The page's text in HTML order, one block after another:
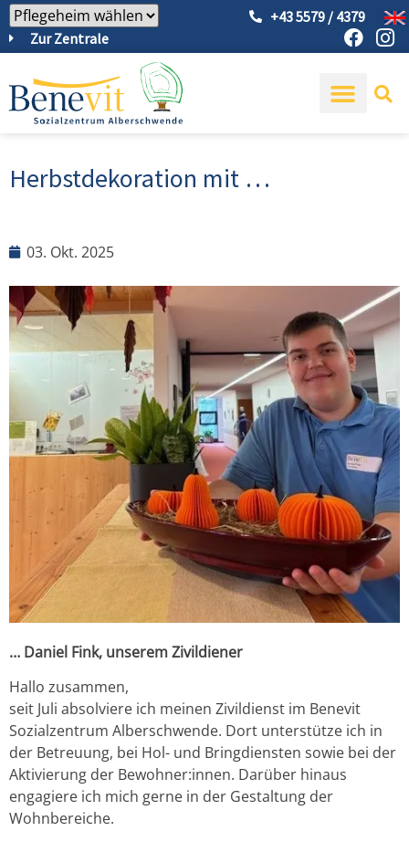
Zur Zentrale
+43 5579 / 4379
Herbstdekoration mit …
03. Okt. 2025
… Daniel Fink, unserem Zivildiener
Hallo zusammen,
seit Juli absolviere ich meinen Zivildienst im Benevit
Sozialzentrum Alberschwende. Dort unterstütze ich in
der Betreuung, bei Hol- und Bringdiensten sowie bei der
Aktivierung der Bewohner:innen. Darüber hinaus
engagiere ich mich gerne in der Gestaltung der
Wohnbereiche.